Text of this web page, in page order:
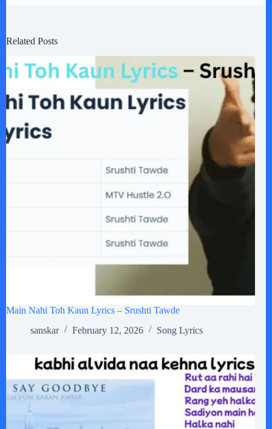
Related Posts
Main Nahi Toh Kaun Lyrics – Srushti Tawde
sanskar
February 12, 2026 Song Lyrics